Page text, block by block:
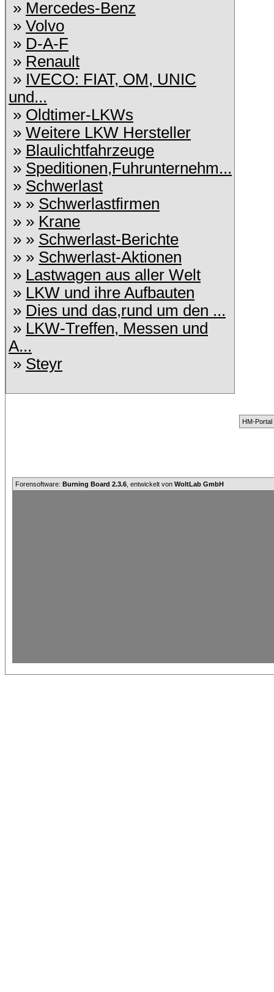
» Mercedes-Benz
» Volvo
» D-A-F
» Renault
» IVECO: FIAT, OM, UNIC
und...
» Oldtimer-LKWs
» Weitere LKW Hersteller
» Blaulichtfahrzeuge
» Speditionen,Fuhrunternehm...
» Schwerlast
» » Schwerlastfirmen
» » Krane
» » Schwerlast-Berichte
» » Schwerlast-Aktionen
» Lastwagen aus aller Welt
» LKW und ihre Aufbauten
» Dies und das,rund um den ...
» LKW-Treffen, Messen und
A...
» Steyr
HM-
Forensoftware: Burning Board 2.3.6 , entwickelt von WoltLab GmbH